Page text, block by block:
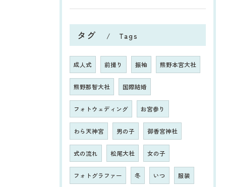
タグ Tags
成人式 前撮り 振袖 熊野本宮大社
熊野那智大社 国際結婚
フォトウェディング お宮参り
わら天神宮 男の子 御香宮神社
式の流れ 松尾大社 女の子
フォトグラファー 冬 いつ 服装